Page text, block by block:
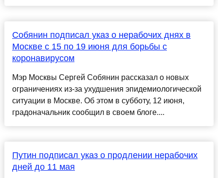
Собянин подписал указ о нерабочих днях в
Москве с 15 по 19 июня для борьбы с
коронавирусом
Мэр Москвы Сергей Собянин рассказал о новых
ограничениях из-за ухудшения эпидемиологической
ситуации в Москве. Об этом в субботу, 12 июня,
градоначальник сообщил в своем блоге....
Путин подписал указ о продлении нерабочих
дней до 11 мая